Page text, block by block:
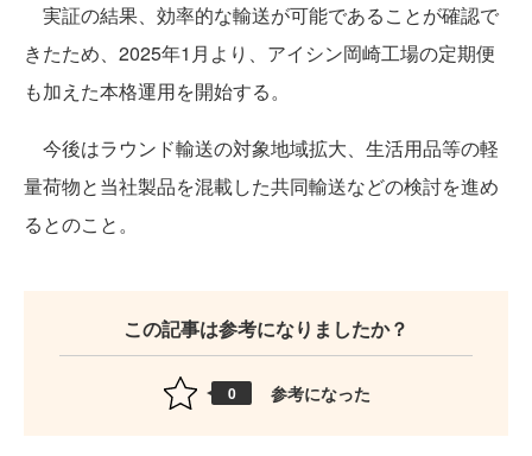
実証の結果、効率的な輸送が可能であることが確認で
きたため、2025年1月より、アイシン岡崎工場の定期便
も加えた本格運用を開始する。
今後はラウンド輸送の対象地域拡大、生活用品等の軽
量荷物と当社製品を混載した共同輸送などの検討を進め
るとのこと。
この記事は参考になりましたか？
0 参考になった